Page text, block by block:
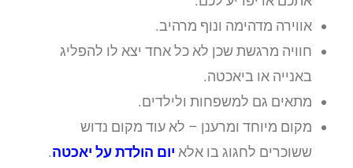
אווירה מדהימה ונוף מרהיב.
חוויה מרגשת שכן לא כל אחד יצא לו להפליג
באנייה או ביאכטה.
מתאים גם למשפחות ולילדים.
מקום מיוחד ומרענן – לא עוד מקום נדוש
ששוכרים לחגוג בו אלא יום הולדת על יאכטה.